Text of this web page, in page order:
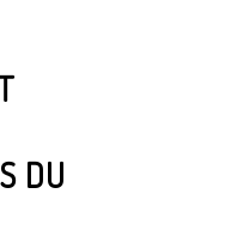
DU